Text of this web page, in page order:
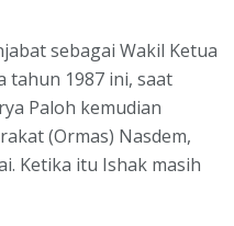
sebagai Wakil Ketua
tahun 1987 ini, saat
Paloh kemudian
(Ormas) Nasdem,
Ketika itu Ishak masih